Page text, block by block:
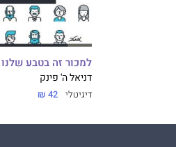
למכור זה בטבע שלנו
דניאל ה' פינק
דיגיטלי 42 ₪